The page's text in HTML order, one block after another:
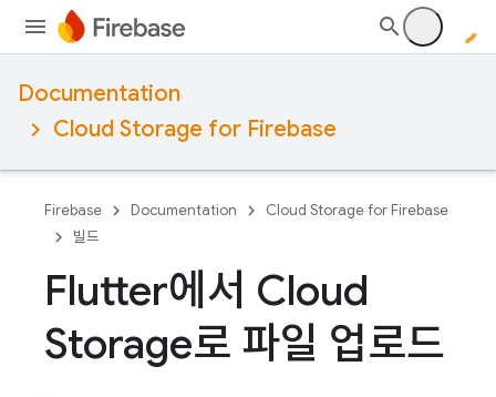
Documentation
Cloud Storage for Firebase
Firebase Documentation
Cloud Storage for Firebase
빌드
Flutter에서 Cloud
Storage로 파일 업로드